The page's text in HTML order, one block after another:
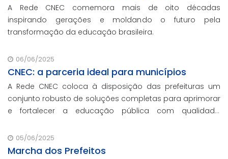
A Rede CNEC comemora mais de oito décadas
inspirando gerações e moldando o futuro pela
transformação da educação brasileira.
06/06/2025
CNEC: a parceria ideal para municípios
A Rede CNEC coloca à disposição das prefeituras um
conjunto robusto de soluções completas para aprimorar
e fortalecer a educação pública com qualidade,
que não participaram da Marcha dos Prefeito
05/06/2025
Marcha dos Prefeitos